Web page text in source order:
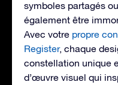
symboles partagés
également être
Avec votre propre
Register, chaque
constellation unique
d’œuvre visuel qui